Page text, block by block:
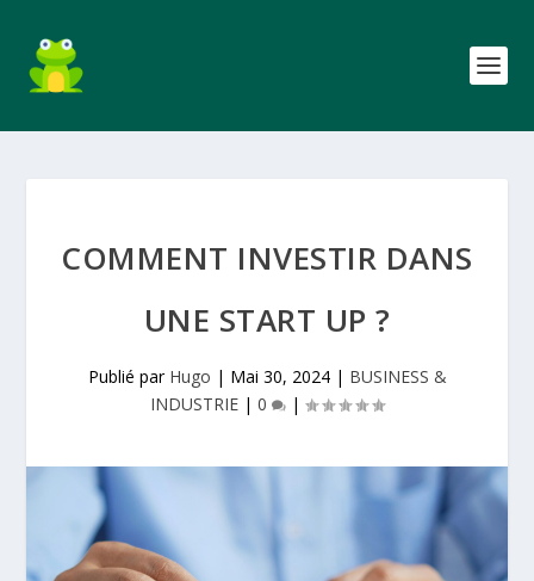
COMMENT INVESTIR DANS
UNE START UP ?
Publié par Hugo | Mai 30, 2024| BUSINESS &
INDUSTRIE | 0 |